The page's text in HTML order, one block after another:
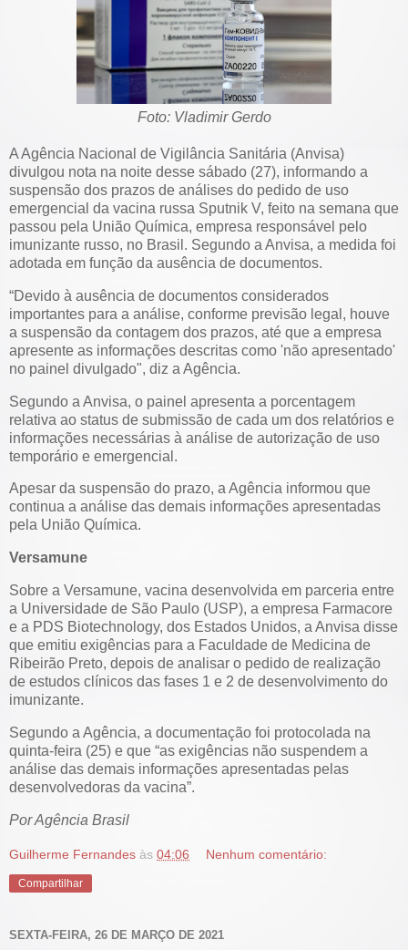
Foto: Vladimir Gerdo
A Agência Nacional de Vigilância Sanitária (Anvisa)
divulgou nota na noite desse sábado (27), informando a
suspensão dos prazos de análises do pedido de uso
emergencial da vacina russa Sputnik V, feito na semana que
passou pela União Química, empresa responsável pelo
imunizante russo, no Brasil. Segundo a Anvisa, a medida foi
adotada em função da ausência de documentos.
“Devido à ausência de documentos considerados
importantes para a análise, conforme previsão legal, houve
a suspensão da contagem dos prazos, até que a empresa
apresente as informações descritas como 'não apresentado'
no painel divulgado", diz a Agência.
Segundo a Anvisa, o painel apresenta a porcentagem
relativa ao status de submissão de cada um dos relatórios e
informações necessárias à análise de autorização de uso
temporário e emergencial.
Apesar da suspensão do prazo, a Agência informou que
continua a análise das demais informações apresentadas
pela União Química.
Versamune
Sobre a Versamune, vacina desenvolvida em parceria entre
a Universidade de São Paulo (USP), a empresa Farmacore
e a PDS Biotechnology, dos Estados Unidos, a Anvisa disse
que emitiu exigências para a Faculdade de Medicina de
Ribeirão Preto, depois de analisar o pedido de realização
de estudos clínicos das fases 1 e 2 de desenvolvimento do
imunizante.
Segundo a Agência, a documentação foi protocolada na
quinta-feira (25) e que “as exigências não suspendem a
análise das demais informações apresentadas pelas
desenvolvedoras da vacina”.
Por Agência Brasil
Guilherme Fernandes às 04:06 Nenhum comentário:
Compartilhar
SEXTA-FEIRA, 26 DE MARÇO DE 2021